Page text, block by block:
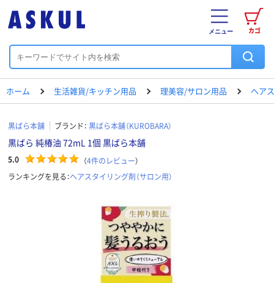
カゴ
メニュー
ホーム 生活雑貨/キッチン用品 理美容/サロン用品 ヘア
黒ばら本舗 ブランド： 黒ばら本舗（KUROBARA）
黒ばら 純椿油 72mL 1個 黒ばら本舗
5.0 （4件のレビュー）
ランキングを見る：ヘアスタイリング剤（サロン用）